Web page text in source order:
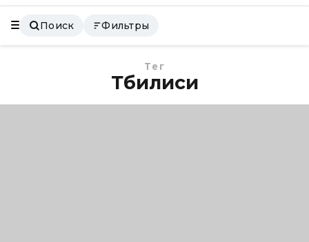
Поиск Фильтры
Тег
Тбилиси